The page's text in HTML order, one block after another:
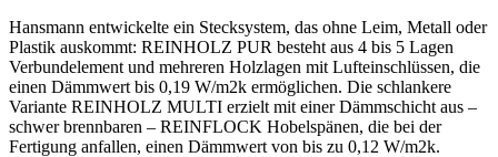
Hansmann entwickelte ein Stecksystem, das ohne Leim, Metall oder
Plastik auskommt: REINHOLZ PUR besteht aus 4 bis 5 Lagen
Verbundelement und mehreren Holzlagen mit Lufteinschlüssen, die
einen Dämmwert bis 0,19 W/m2k ermöglichen. Die schlankere
Variante REINHOLZ MULTI erzielt mit einer Dämmschicht aus –
schwer brennbaren – REINFLOCK Hobelspänen, die bei der
Fertigung anfallen, einen Dämmwert von bis zu 0,12 W/m2k.